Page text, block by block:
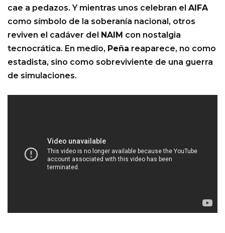
cae a pedazos. Y mientras unos celebran el AIFA
como símbolo de la soberanía nacional, otros
reviven el cadáver del
NAIM con nostalgia
tecnocrática. En medio, Peña reaparece, no como
estadista, sino como sobreviviente de una guerra
de simulaciones.